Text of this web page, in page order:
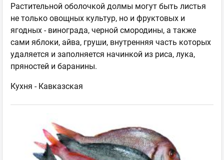
Растительной оболочкой долмы могут быть листья
не только овощных культур, но и фруктовых и
ягодных - винограда, черной смородины, а также
сами яблоки, айва, груши, внутренняя часть которых
удаляется и заполняется начинкой из риса, лука,
пряностей и баранины.
Кухня - Кавказская